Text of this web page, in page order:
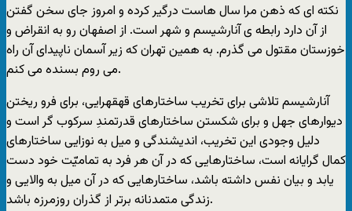
نکته ای که ذهن مرا سال هاست درگیر کرده و امروز جای سخن گفتن
از آن دارد رابطه ی آنارشیسم و شهر است. از اصفهان رو به انقراض و
خوزستان مقتول می گذرم. به همین تهران که زیر آسمان ناپیدای آن راه
می روم بسنده می کنم.
آنارشیسم تلاشی برای تخریب ساختارهای قهقهرایی، برای فرو ریختن
دیوارهای جهل و برای شکستن ساختارهای قدرتمندِ سرکوب گر است و
دلیل وجودی این تخریب، اندیشندگی و میل به نوزایی ساختارهای
کمال گرایانه است، ساختارهایی که در آن هر فرد به تمامیّت خود دست
یابد و بیان نفس داشته باشد، ساختارهایی که در آن میل به والایی و
زندگی متمدنانه برتر از گذران روزمرزه باشد.